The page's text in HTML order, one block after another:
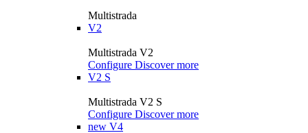
Multistrada
V2
Multistrada V2
Configure Discover more
V2 S
Multistrada V2 S
Configure Discover more
new V4